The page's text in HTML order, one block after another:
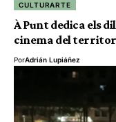
CULTURARTE
À Punt dedica els
cinema del
PorAdrián Lupiáñez